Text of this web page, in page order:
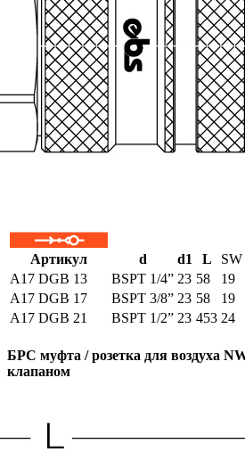
Артикул d d1 L
SW
A17 DGB 13
BSPT 1/4” 23 58
19
A17 DGB 17
BSPT 3/8” 23 58
19
A17 DGB 21
BSPT 1/2” 23 453 24
БРС муфта / розетка для воздуха
клапаном